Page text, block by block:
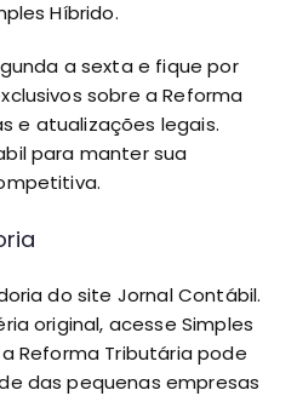
Híbrido.
a sexta e fique por
sobre a Reforma
e atualizações legais.
para manter sua
do site Jornal Contábil.
original, acesse Simples
Reforma Tributária pode
das pequenas empresas